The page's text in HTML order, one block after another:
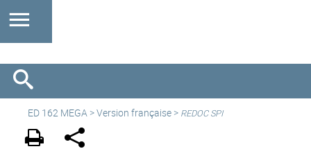
ED 162 MEGA >Version française > REDOC SPI